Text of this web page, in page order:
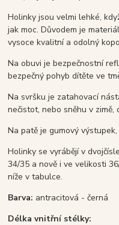
Holinky jsou velmi lehké,
jak moc. Důvodem je
vysoce kvalitní a odolný
Na obuvi je bezpečnostní
bezpečný pohyb dítěte ve
Na svršku je zatahovací
nečistot, nebo sněhu v zimě,
Na patě je gumový
Holinky se vyrábějí v
34/35 a nově i ve velikosti
níže v tabulce.
Barva: antracitová - černá
Délka vnitřní stélky: